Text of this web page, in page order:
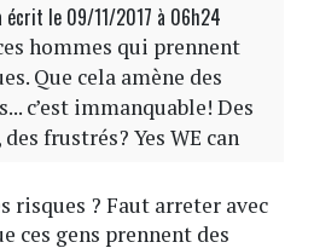
écrit le 09/11/2017 à 06h24
hommes qui prennent
Que cela amène des
c’est immanquable! Des
frustrés? Yes WE can
risques ? Faut arreter avec
ces gens prennent des